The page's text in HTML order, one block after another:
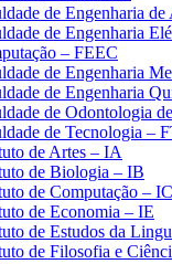
de Engenharia
de Engenharia
– FEEC
de Engenharia
de Engenharia
de Odontologia
de Tecnologia –
de Artes – IA
de Biologia – IB
de Computação – IC
de Economia – IE
de Estudos da
de Filosofia e